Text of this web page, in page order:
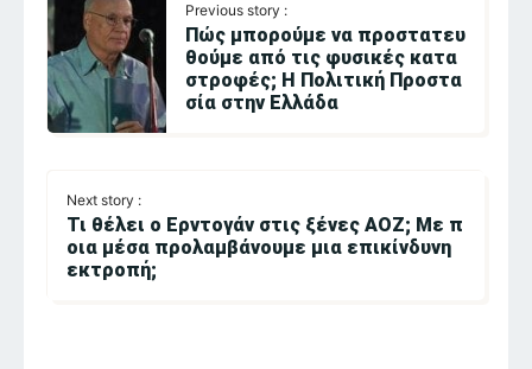
Previous story :
Πώς μπορούμε να προστατευ
θούμε από τις φυσικές κατα
στροφές; Η Πολιτική Προστα
σία στην Ελλάδα
Next story :
Τι θέλει ο Ερντογάν στις ξένες ΑΟΖ; Με π
οια μέσα προλαμβάνουμε μια επικίνδυνη
εκτροπή;